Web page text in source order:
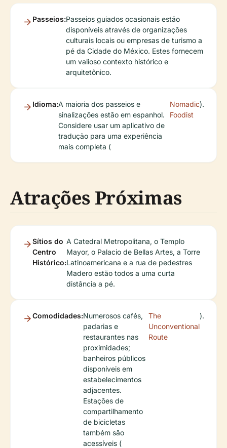
Passeios:Passeios guiados ocasionais estão
disponíveis através de organizações
culturais locais ou empresas de turismo a
pé da Cidade do México. Estes fornecem
um valioso contexto histórico e
arquitetônico.
Idioma:A maioria dos passeios e
sinalizações estão em espanhol.
Considere usar um aplicativo de
tradução para uma experiência
mais completa (
Nomadic
Foodist
).
Atrações Próximas
Sítios do
Centro
Histórico:
A Catedral Metropolitana, o Templo
Mayor, o Palacio de Bellas Artes, a Torre
Latinoamericana e a rua de pedestres
Madero estão todos a uma curta
distância a pé.
Comodidades:Numerosos cafés,
padarias e
restaurantes nas
proximidades;
banheiros públicos
disponíveis em
estabelecimentos
adjacentes.
Estações de
compartilhamento
de bicicletas
também são
acessíveis (
The
Unconventional
Route
).